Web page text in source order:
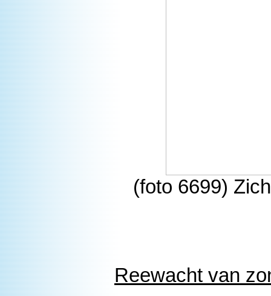
(foto 6699)
Reewacht van